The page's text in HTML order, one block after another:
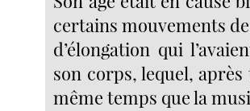
certains mouvements
d’élongation qui
son corps, lequel,
même temps que la